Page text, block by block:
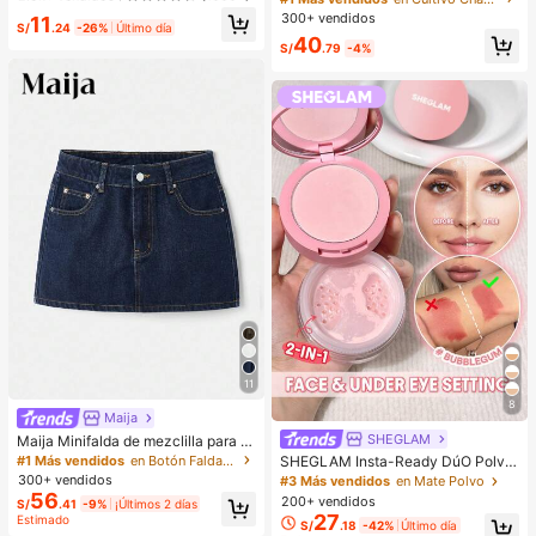
ostizas 3D de visón sintético, Maqu
illaje, Extensiones de pestañas, Pes
tañas cortas, Pestañas ligeras DIY,
DIY en casa, Uso diario
S/11 .24 -26% Último día
11
Maija
Maija Minifalda de mezclilla para m
ujer estilo Y2K, concierto, regreso a
la escuela
#1 Más vendidos
en Botón Faldas de mezclilla para mujer
300+ vendidos
S/56.41 -9% ¡Últimos 2 días
Estimado
ero negro, cómodo, estilo streetwea
r, rave, hippie, athleisure y Y2K para
mujer, otoño
300+ vendidos
S/40.79 -4%
8
SHEGLAM
SHEGLAM Insta-Ready DúO Polvo
Fijador Rostro & Ojeras-Bubblegum
Marca De Belleza CosméTica Maq
uillaje Para Mujeres Y NiñAs
#3 Más vendidos en Mate Polvo
200+ vendidos
S/27.18 -42% Último día